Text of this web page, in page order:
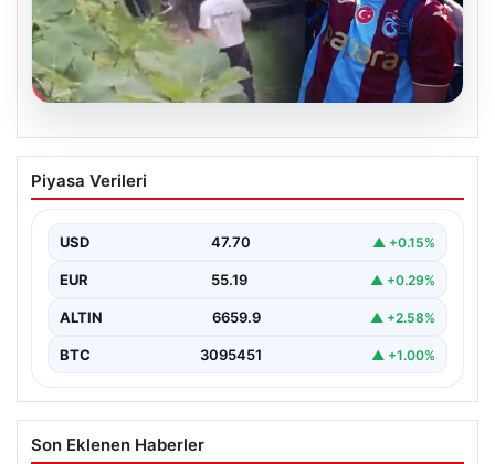
07.08.2026
Trabzonlu Teyzenin Mohamed Salah’a
Yönelik Sıcak Yaklaşımı Gülümsetti
Salah, bir reklam filmi çekimi için Trabzon'un Araklı…
Piyasa Verileri
USD 47.70 ▲ +0.15%
EUR 55.19 ▲ +0.29%
ALTIN 6659.9 ▲ +2.58%
BTC 3095451 ▲ +1.00%
Son Eklenen Haberler